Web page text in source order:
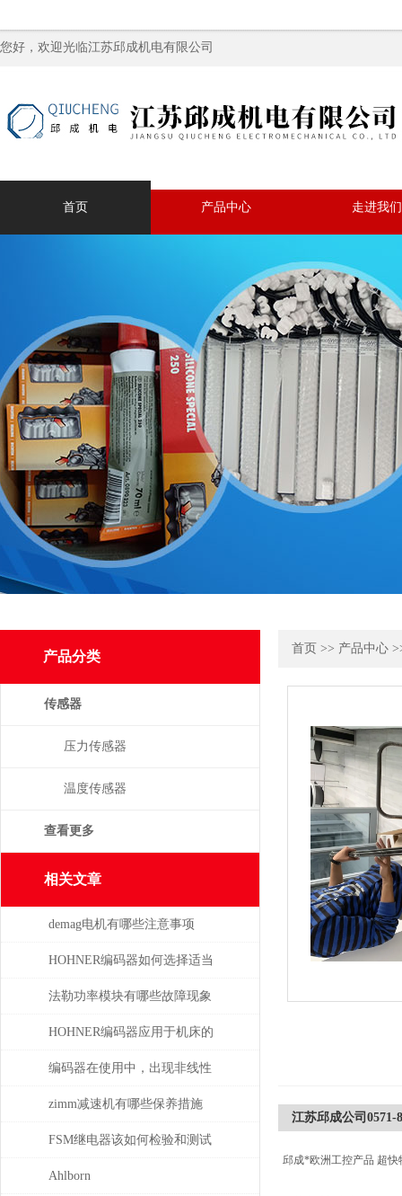
您好，欢迎光临江苏邱成机电有限公司
首页 产品中心 走进我们
产品分类
传感器
压力传感器
温度传感器
查看更多
相关文章
demag电机有哪些注意事项
HOHNER编码器如何选择适当
的分辨率？
法勒功率模块有哪些故障现象
需要检查
HOHNER编码器应用于机床的
位移测量和主轴控制
编码器在使用中，出现非线性
误差的处理
zimm减速机有哪些保养措施
FSM继电器该如何检验和测试
Ahlborn
首页 >> 产品中心
江苏邱成公司0571-
邱成*欧洲工控产品 超